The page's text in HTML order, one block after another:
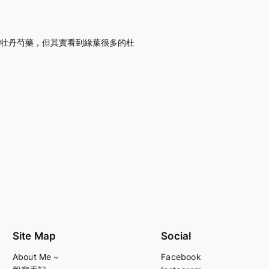
丹芍藥，但其實看到綠葉很多的杜
Site Map
About Me
Social
Facebook